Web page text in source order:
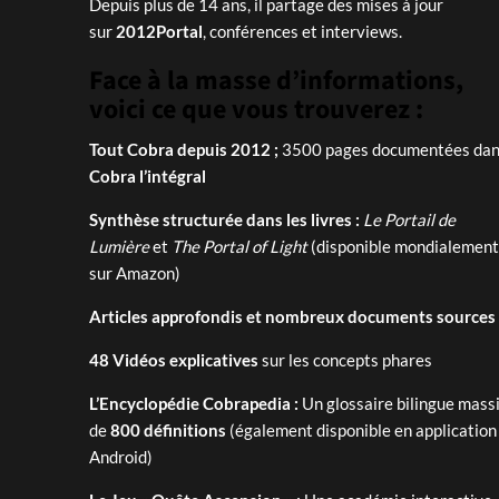
sur 2012Portal , conférences et interviews.
Face à la masse d’informations,
voici ce que vous trouverez :
Tout Cobra depuis 2012 ; 3500 pages documentées
Cobra l’intégral
Synthèse structurée dans les livres : Le Portail de
Lumièreet The Portal of Light(disponible mondialement
sur Amazon)
Articles approfondis et nombreux documents sources
48 Vidéos explicatives sur les concepts phares
L’Encyclopédie Cobrapedia : Un glossaire bilingue
de800 définitions (également disponible en application
Android)